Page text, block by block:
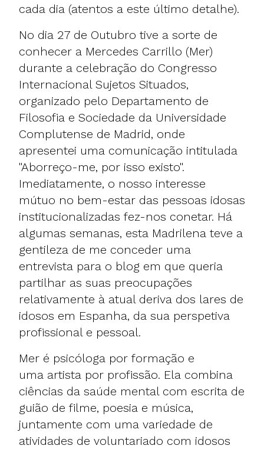
cada dia (atentos a este último detalhe).
No dia 27 de Outubro tive a sorte de
conhecer a Mercedes Carrillo (Mer)
durante a celebração do Congresso
Internacional Sujetos Situados,
organizado pelo Departamento de
Filosofia e Sociedade da Universidade
Complutense de Madrid, onde
apresentei uma comunicação intitulada
"Aborreço-me, por isso existo".
Imediatamente, o nosso interesse
mútuo no bem-estar das pessoas idosas
institucionalizadas fez-nos conetar. Há
algumas semanas, esta Madrilena teve a
gentileza de me conceder uma
entrevista para o blog em que queria
partilhar as suas preocupações
relativamente à atual deriva dos lares de
idosos em Espanha, da sua perspetiva
profissional e pessoal.
Mer é psicóloga por formação e
uma artista por profissão. Ela combina
ciências da saúde mental com escrita de
guião de filme, poesia e música,
juntamente com uma variedade de
atividades de voluntariado com idosos